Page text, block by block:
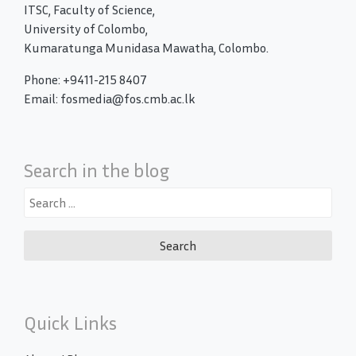
ITSC, Faculty of Science,
University of Colombo,
Kumaratunga Munidasa Mawatha, Colombo.
Phone: +9411-215 8407
Email: fosmedia@fos.cmb.ac.lk
Search in the blog
Search
Quick Links